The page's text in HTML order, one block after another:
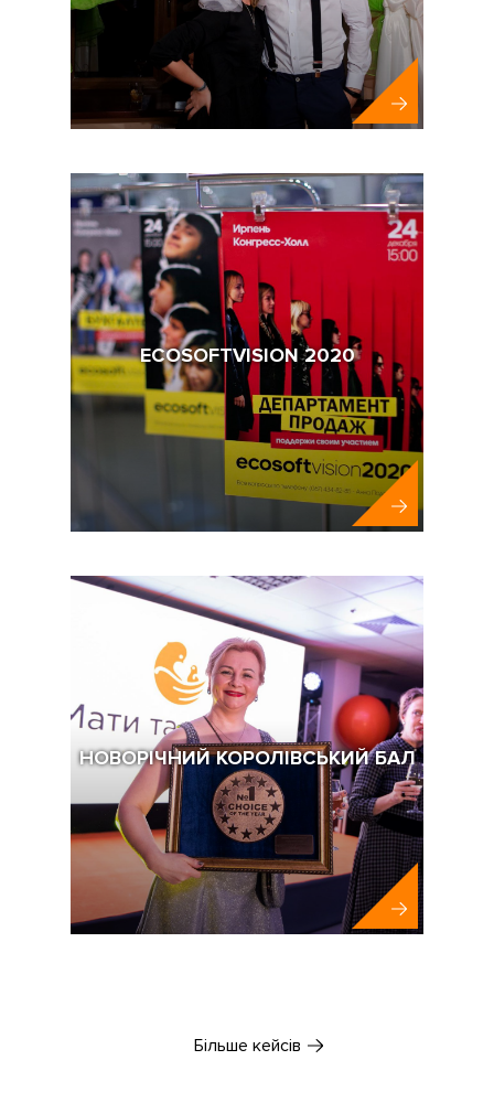
ECOSOFTVISION 2020
НОВОРІЧНИЙ КОРОЛІВСЬКИЙ БАЛ
Більше кейсів